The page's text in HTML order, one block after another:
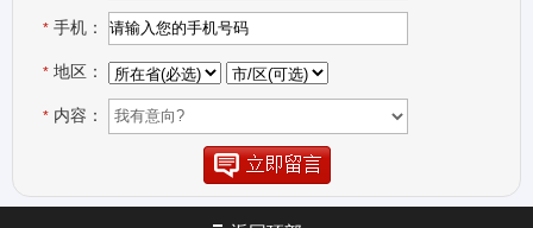
* 手机：
* 地区：
* 内容：